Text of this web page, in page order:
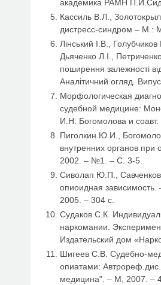
академика РАМН
Кассиль В.Л.,
дистресс-синдром – М.:
Лінський І.В.,
Дьяченко Л.І.,
поширення залежності
Аналітичний огляд.
Морфологическая
судебной медицине:
И.Н. Богомолова и
Пиголкин Ю.И.,
внутренних органов
2002. – №1. – С. 3-5.
Сиволап Ю.П.,
опиоидная
2005. – 304 с.
Судаков С.К.
наркомании.
Издательский дом
Шигеев С.В. Судебно-
опиатами:
медицина". – М, 2007. –